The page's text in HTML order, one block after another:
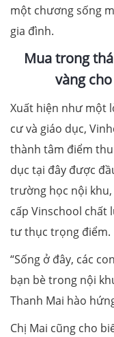
một chương sống
gia đình.
Mua trong
vàng
Xuất hiện như một
cư và giáo dục,
thành tâm điểm
dục tại đây được
trường học nội
cấp Vinschool chất
tư thục trọng điểm.
“Sống ở đây, các
bạn bè trong nội
Thanh Mai hào
Chị Mai cũng cho